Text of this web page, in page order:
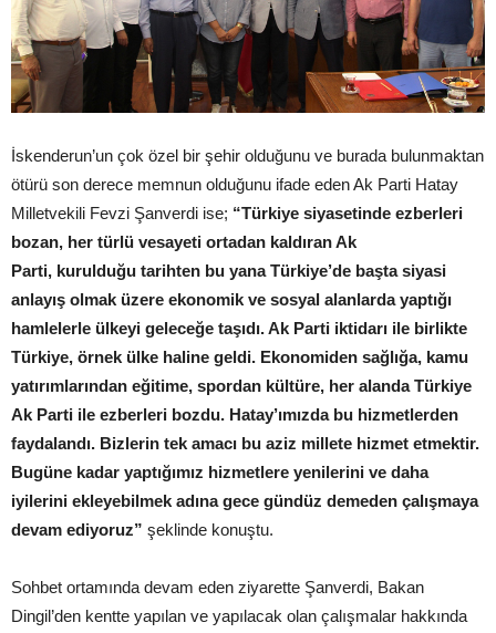
İskenderun’un çok özel bir şehir olduğunu ve burada bulunmaktan
ötürü son derece memnun olduğunu ifade eden Ak Parti Hatay
Milletvekili Fevzi Şanverdi ise; “Türkiye siyasetinde ezberleri
bozan, her türlü vesayeti ortadan kaldıran Ak
Parti, kurulduğu tarihten bu yana Türkiye’de başta siyasi
anlayış olmak üzere ekonomik ve sosyal alanlarda yaptığı
hamlelerle ülkeyi geleceğe taşıdı. Ak Parti iktidarı ile birlikte
Türkiye, örnek ülke haline geldi. Ekonomiden sağlığa, kamu
yatırımlarından eğitime, spordan kültüre, her alanda Türkiye
Ak Parti ile ezberleri bozdu. Hatay’ımızda bu hizmetlerden
faydalandı. Bizlerin tek amacı bu aziz millete hizmet etmektir.
Bugüne kadar yaptığımız hizmetlere yenilerini ve daha
iyilerini ekleyebilmek adına gece gündüz demeden çalışmaya
devam ediyoruz” şeklinde konuştu.
Sohbet ortamında devam eden ziyarette Şanverdi, Bakan
Dingil’den kentte yapılan ve yapılacak olan çalışmalar hakkında